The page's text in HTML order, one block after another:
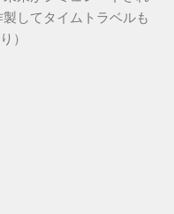
してタイムトラベルも
）